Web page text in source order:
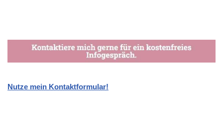
Nutze mein Kontaktformular!